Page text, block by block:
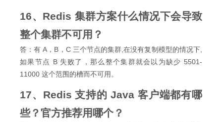
16、Redis 集群方案什么情况下会导致
整个集群不可用？
答：有 A，B，C 三个节点的集群,在没有复制模型的情况下,
如果节点 B 失败了，那么整个集群就会以为缺少 5501-
11000 这个范围的槽而不可用。
17、Redis 支持的 Java 客户端都有哪
些？官方推荐用哪个？